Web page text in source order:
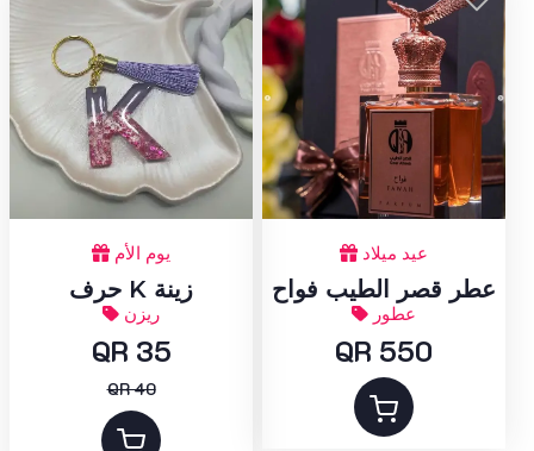
يوم الأم
حرف K زينة
ريزن
QR 35
QR 40
عيد ميلاد
عطر قصر الطيب فواح
عطور
QR 550